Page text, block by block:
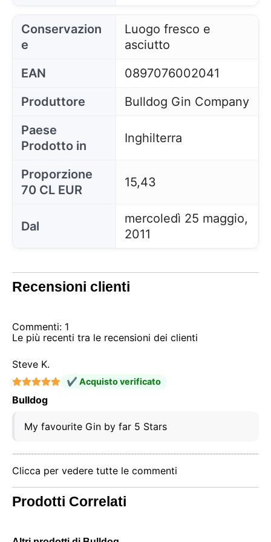
Conservazion
e
Luogo fresco e
asciutto
EAN
0897076002041
Produttore
Bulldog Gin Company
Paese
Prodotto in
Inghilterra
Proporzione
70 CL EUR
15,43
Dal
mercoledì 25 maggio,
2011
Recensioni clienti
Commenti: 1
Le più recenti tra le recensioni dei clienti
Steve K.
✔ Acquisto verificato
Bulldog
My favourite Gin by far 5 Stars
Clicca per vedere tutte le commenti
Prodotti Correlati